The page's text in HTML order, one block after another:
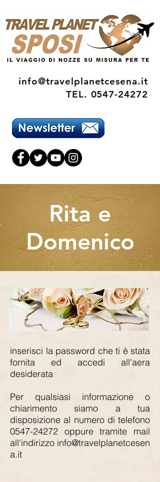
info@travelplanetcesena.it
TEL. 0547-24272
Rita e
Domenico
inserisci la password che ti è stata
fornita ed accedi all'aera
desiderata
Per qualsiasi informazione o
chiarimento siamo a tua
disposizione al numero di telefono
0547-24272 oppure tramite mail
all'indirizzo info@travelplanetcesen
a.it